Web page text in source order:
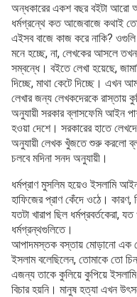
অন্ধকারের একশ বছর বইটা আরো
ধর্মগ্রন্থে কত আজেবাজে কথাই
এইসব বাজে কাজ করে নাকি?
মনে হচ্ছে, না, লেখকের আসলে তখন
সম্বন্ধে। বইতে লেখা হয়েছে,
দিচ্ছে, মাথা কেটে দিচ্ছে। এখন
লেখার জন্য লেখকদেরকে রাস্তায়
অনুযায়ী সরকার ব্লাসফেমি আইন
হওয়া দেশে। সরকারের হাতে
অনুযায়ী লেখক খুঁজতে শুরু করলো
চলবে মদিনা সনদ অনুযায়ী।
ধর্মপ্রাণ মুসলিম হয়েও ইসলামি
হাফিজের প্রাণ কেঁদে ওঠে। কারণ,
যতটা খারাপ ছিল ধর্মপ্রবর্তকেরা,
ধর্মগ্রন্থগুলিতে।
আপাদমস্তক বস্তায় মোড়ানো এক
ইসলাম বলেছিলেন, তোমাকে তো
এজন্য তাকে কুলিয়ে কুপিয়ে
বিচার হয়নি। মানুষ হত্যা এখন